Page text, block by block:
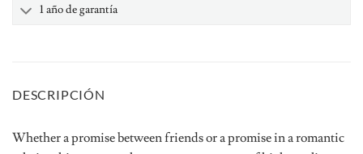
1 año de garantía
DESCRIPCIÓN
Whether a promise between friends or a promise in a romantic